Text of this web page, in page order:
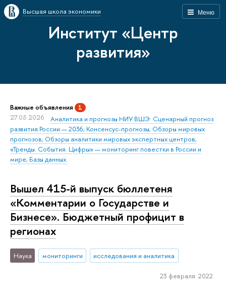
Меню
Высшая школа экономики
Институт «Центр
развития»
Важные объявления 1
27.05.2026
Аналитика и прогнозы НИУ ВШЭ: Сценарный прогноз
развития России — 2036; Консенсус-прогнозы; Обзоры мировых
прогнозов; Обзоры аналитики мировых экспертных центров;
«Тренды. События. Цифры» — мониторинг повестки в России и
мире; Базы данных.
Вышел 415-й выпуск бюллетеня
«Комментарии о Государстве и
Бизнесе». Бюджетный профицит в
регионах
Наука мониторинги исследования и аналитика
23 февраля 2022